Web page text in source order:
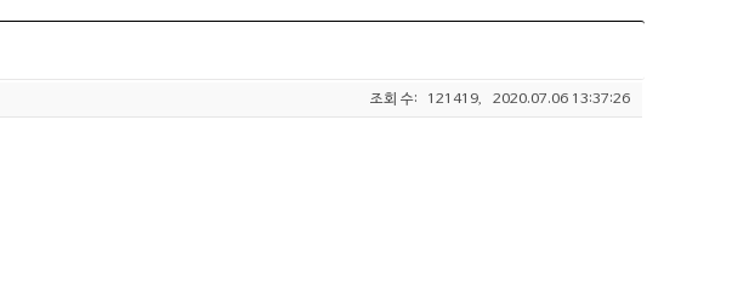
조회 수: 121419, 2020.07.06 13:37:26